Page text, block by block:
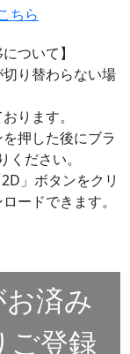
ちら
ついて】
り替わらない場
ります。
押した後にブラ
ださい。
」ボタンをクリ
ードできます。
済み
ご登録